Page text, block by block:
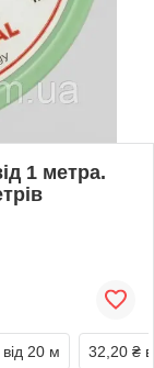
1 метра.
від 20 м 32,20 ₴